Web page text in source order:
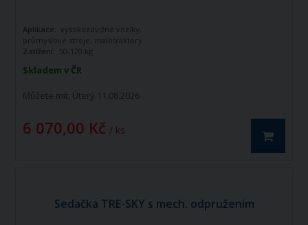
Skladem v ČR
Můžete mít: Úterý 11.08.2026
6 070,00 Kč / ks
Aplikace:
vysokozdvižné vozíky,
průmyslové stroje, malotraktory
Zatížení:
50-120 kg
Sedačka TRE-SKY s mech. odpružením